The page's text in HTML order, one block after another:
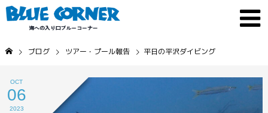
ブログ ツアー・プール報告 平日の平沢ダイビング
OCT
06
2023